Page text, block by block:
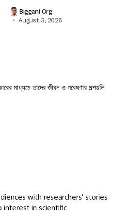
Biggani Org
August 3, 2026
মাধ্যমে তাদের জীবন ও গবেষণার গল্পগুলি
with researchers' stories
interest in scientific